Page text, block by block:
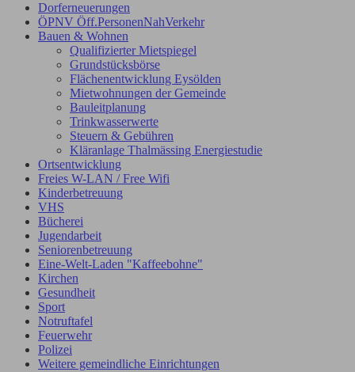
Dorferneuerungen
ÖPNV Öff.PersonenNahVerkehr
Bauen & Wohnen
Qualifizierter Mietspiegel
Grundstücksbörse
Flächenentwicklung Eysölden
Mietwohnungen der Gemeinde
Bauleitplanung
Trinkwasserwerte
Steuern & Gebühren
Kläranlage Thalmässing Energiestudie
Ortsentwicklung
Freies W-LAN / Free Wifi
Kinderbetreuung
VHS
Bücherei
Jugendarbeit
Seniorenbetreuung
Eine-Welt-Laden "Kaffeebohne"
Kirchen
Gesundheit
Sport
Notruftafel
Feuerwehr
Polizei
Weitere gemeindliche Einrichtungen